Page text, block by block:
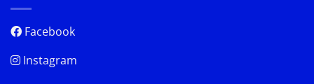
Facebook
Instagram